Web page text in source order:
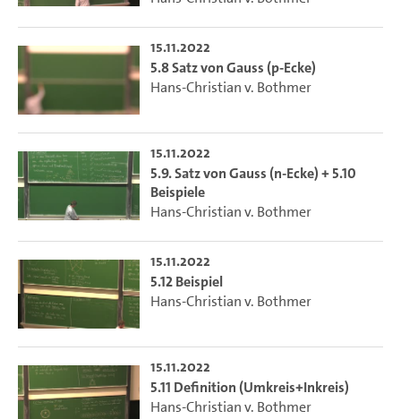
15.11.2022
5.8 Satz von Gauss (p-Ecke)
Hans-Christian v. Bothmer
15.11.2022
5.9. Satz von Gauss (n-Ecke) + 5.10
Beispiele
Hans-Christian v. Bothmer
15.11.2022
5.12 Beispiel
Hans-Christian v. Bothmer
15.11.2022
5.11 Definition (Umkreis+Inkreis)
Hans-Christian v. Bothmer